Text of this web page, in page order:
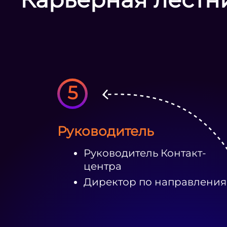
5
Руководитель
Руководитель Контакт-
центра
Директор по